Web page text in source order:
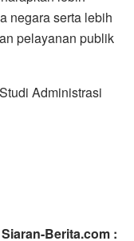
negara serta lebih
pelayanan publik
Administrasi
Berita.com :